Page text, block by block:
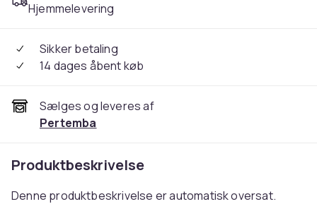
Hjemmelevering
Sikker betaling
14 dages åbent køb
Sælges og leveres af
Pertemba
Produktbeskrivelse
Denne produktbeskrivelse er automatisk oversat.